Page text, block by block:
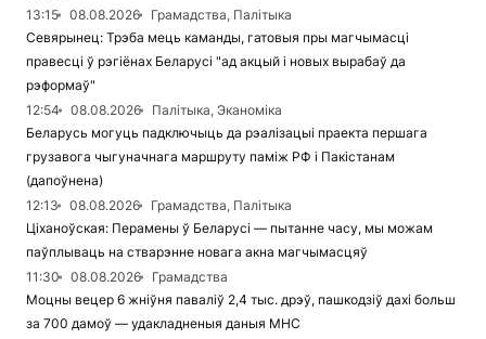
13:15
08.08.2026
Грамадства, Палітыка
Севярынец: Трэба мець каманды, гатовыя пры магчымасці
правесці ў рэгіёнах Беларусі "ад акцый і новых вырабаў да
рэформаў"
12:54
08.08.2026
Палітыка, Эканоміка
Беларусь могуць падключыць да рэалізацыі праекта першага
грузавога чыгуначнага маршруту паміж РФ і Пакістанам
(дапоўнена)
12:13
08.08.2026
Грамадства, Палітыка
Ціханоўская: Перамены ў Беларусі — пытанне часу, мы можам
паўплываць на стварэнне новага акна магчымасцяў
11:30
08.08.2026
Грамадства
Моцны вецер 6 жніўня паваліў 2,4 тыс. дрэў, пашкодзіў дахі больш
за 700 дамоў — удакладненыя даныя МНС